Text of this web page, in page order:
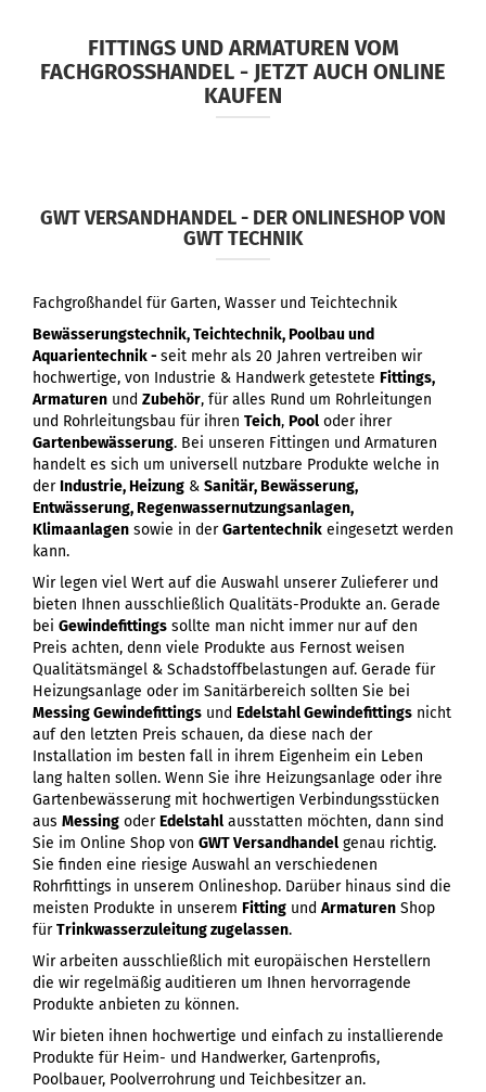
FITTINGS UND ARMATUREN VOM
FACHGROSSHANDEL - JETZT AUCH ONLINE
KAUFEN
GWT VERSANDHANDEL - DER ONLINESHOP VON
GWT TECHNIK
Fachgroßhandel für Garten, Wasser und Teichtechnik
Bewässerungstechnik, Teichtechnik, Poolbau und
Aquarientechnik - seit mehr als 20 Jahren vertreiben wir
hochwertige, von Industrie & Handwerk getestete Fittings,
Armaturen und Zubehör, für alles Rund um Rohrleitungen
und Rohrleitungsbau für ihren Teich, Pool oder ihrer
Gartenbewässerung. Bei unseren Fittingen und Armaturen
handelt es sich um universell nutzbare Produkte welche in
derIndustrie, Heizung & Sanitär, Bewässerung,
Entwässerung, Regenwassernutzungsanlagen,
Klimaanlagen sowie in derGartentechnik eingesetzt werden
kann.
Wir legen viel Wert auf die Auswahl unserer Zulieferer und
bieten Ihnen ausschließlich Qualitäts-Produkte an. Gerade
bei Gewindefittings sollte man nicht immer nur auf den
Preis achten, denn viele Produkte aus Fernost weisen
Qualitätsmängel & Schadstoffbelastungen auf. Gerade für
Heizungsanlage oder im Sanitärbereich sollten Sie bei
Messing Gewindefittings und Edelstahl Gewindefittings nicht
auf den letzten Preis schauen, da diese nach der
Installation im besten fall in ihrem Eigenheim ein Leben
lang halten sollen. Wenn Sie ihre Heizungsanlage oder ihre
Gartenbewässerung mit hochwertigen Verbindungsstücken
aus Messing oderEdelstahl ausstatten möchten, dann sind
Sie im Online Shop von GWT Versandhandel genau richtig.
Sie finden eine riesige Auswahl an verschiedenen
Rohrfittings in unserem Onlineshop. Darüber hinaus sind die
meisten Produkte in unserem Fitting und Armaturen Shop
fürTrinkwasserzuleitung zugelassen.
Wir arbeiten ausschließlich mit europäischen Herstellern
die wir regelmäßig auditieren um Ihnen hervorragende
Produkte anbieten zu können.
Wir bieten ihnen hochwertige und einfach zu installierende
Produkte für Heim- und Handwerker, Gartenprofis,
Poolbauer, Poolverrohrung und Teichbesitzer an.